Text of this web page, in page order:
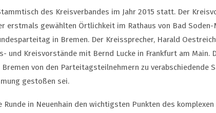
des Kreisverbandes im Jahr 2015 statt. Der
erstmals gewählten Örtlichkeit im Rathaus von Bad
in Bremen. Der Kreissprecher, Harald
und Kreisvorstände mit Bernd Lucke in Frankfurt am Main.
von den Parteitagsteilnehmern zu verabschiedende
gestoßen sei.
in Neuenhain den wichtigsten Punkten des